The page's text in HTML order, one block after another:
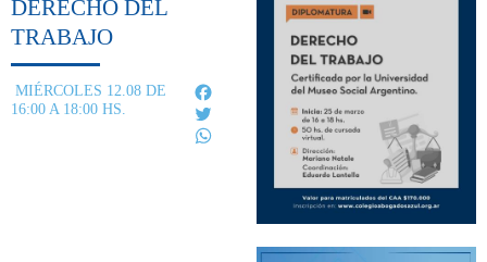
DERECHO DEL
TRABAJO
MIÉRCOLES 12.08 DE
16:00 A 18:00 HS.